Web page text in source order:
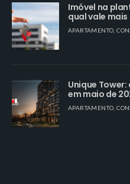
Imóvel na
qual vale mais
APARTAMENTO ,
Unique
em maio de
APARTAMENTO ,